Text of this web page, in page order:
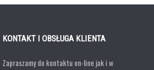
KONTAKT I OBSŁUGA KLIENTA
Zapraszamy do kontaktu on-line jak i w